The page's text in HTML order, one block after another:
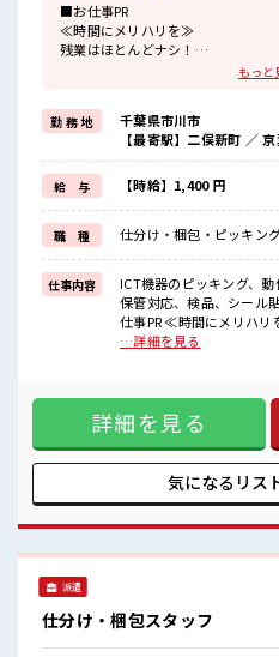
■お仕事PR
≪時間にメリハリを≫
残業はほとんどナシ！
場合によってはお願いすることもあ
週末は家族や友人と一緒にプライベ
≪未経験OKの仕事≫
新しいことにチャレンジするのは不
しっかり働く環境が整っています！
イチからスキルUP・ステップUP目
≪収入アップを目指せる≫
高時給だらけの派遣のお仕事です！
■職場の雰囲気
≪20代の方が多数活躍中の職場≫
休憩時間にゆっくりできるスペー
ロッカーあり！
安心してお仕事に集中♪
もっと
勤 務 地
千葉県市川市
【最寄駅】二俣新町 ／
給 与 【時給】1,400 円
職 種 仕分け・梱包・ピッキン
仕事内容
ICT機器のピッキング、動
保管対応、検品、シール貼
仕事PR ≪時間にメリハ
ってはお願いすることも
環境が整っています！ イ
していきましょう！ ≪収
の派遣のお仕事です！ ■職場の雰囲気 ≪20代の方が多数活躍
中の職場≫ 休憩時間にゆ
ーあり！ 安心してお仕
…詳細を見る
詳細を見る
気になるリス
派遣
仕分け・梱包スタッフ